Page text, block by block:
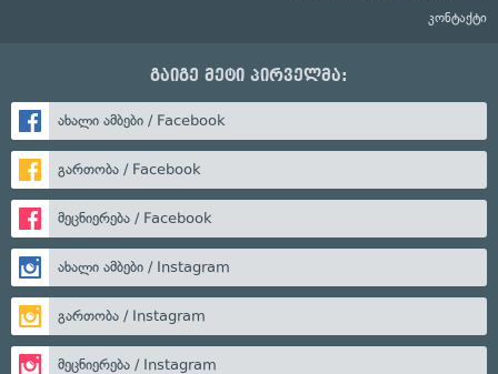
კონტაქტი
გაიგე მეტი პირველმა:
ახალი ამბები / Facebook
გართობა / Facebook
მეცნიერება / Facebook
ახალი ამბები / Instagram
გართობა / Instagram
მეცნიერება / Instagram